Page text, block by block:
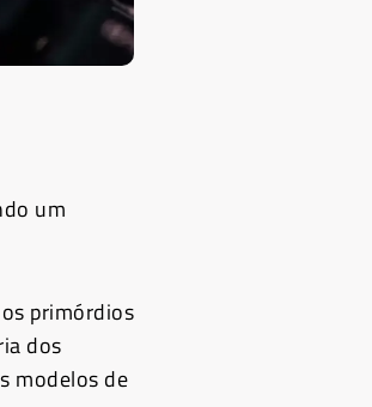
um
primórdios
dos
modelos de